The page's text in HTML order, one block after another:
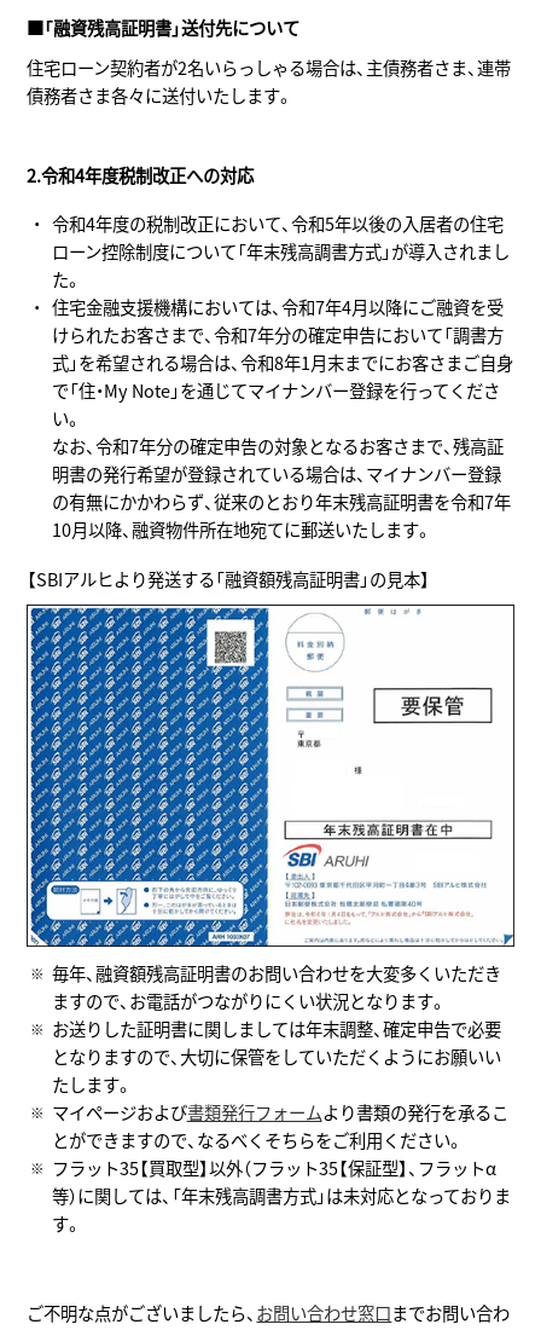
■「融資残高証明書」送付先について
住宅ローン契約者が2名いらっしゃる場合は、主債務者さま、連帯
債務者さま各々に送付いたします。
2.令和4年度税制改正への対応
令和4年度の税制改正において、令和5年以後の入居者の住宅
ローン控除制度について「年末残高調書方式」が導入されまし
た。
住宅金融支援機構においては、令和7年4月以降にご融資を受
けられたお客さまで、令和7年分の確定申告において「調書方
式」を希望される場合は、令和8年1月末までにお客さまご自身
で「住・My Note」を通じてマイナンバー登録を行ってくださ
い。
なお、令和7年分の確定申告の対象となるお客さまで、残高証
明書の発行希望が登録されている場合は、マイナンバー登録
の有無にかかわらず、従来のとおり年末残高証明書を令和7年
10月以降、融資物件所在地宛てに郵送いたします。
【SBIアルヒより発送する「融資額残高証明書」の見本】
毎年、融資額残高証明書のお問い合わせを大変多くいただき
ますので、お電話がつながりにくい状況となります。
お送りした証明書に関しましては年末調整、確定申告で必要
となりますので、大切に保管をしていただくようにお願いい
たします。
マイページおよび書類発行フォームより書類の発行を承るこ
とができますので、なるべくそちらをご利用ください。
フラット35【買取型】以外（フラット35【保証型】、フラットα
等）に関しては、「年末残高調書方式」は未対応となっておりま
す。
ご不明な点がございましたら、 お問い合わせ窓口までお問い合わ